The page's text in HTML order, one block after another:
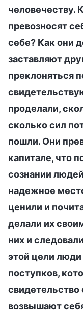
человечеству.
превозносят
себе? Как они
заставляют
преклоняться
проделали,
сколько сил
пошли. Они
капитале, что
сознании
надежное
ценили и
делали их
них и
этой цели
поступков,
свидетельство
возвышают